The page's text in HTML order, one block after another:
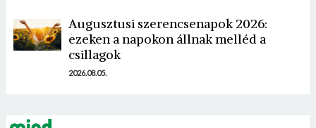
Augusztusi szerencsenapok 2026:
ezeken a napokon állnak melléd a
csillagok
2026.08.05.